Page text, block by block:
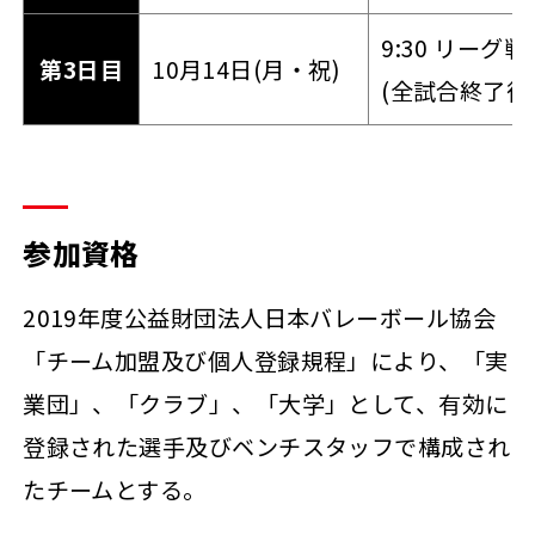
第3日目 10月14日(月・祝)
9:30 リーグ戦
(全試合終了
参加資格
2019年度公益財団法人日本バレーボール協会
「チーム加盟及び個人登録規程」により、「実
業団」、「クラブ」、「大学」として、有効に
登録された選手及びベンチスタッフで構成され
たチームとする。